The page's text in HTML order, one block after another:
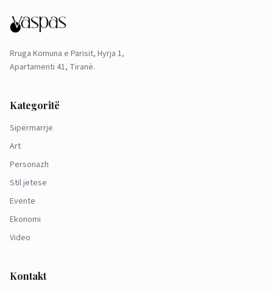
Rruga Komuna e Parisit, Hyrja 1,
Apartamenti 41, Tiranë.
Kategoritë
Sipërmarrje
Art
Personazh
Stil jetese
Evente
Ekonomi
Video
Kontakt